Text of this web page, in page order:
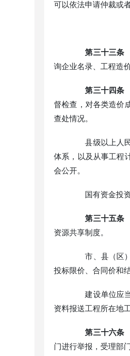
可以依法申请仲裁或
第三十三条
询企业名录、工程造
第三十四条
督检查，对各类造价
查处情况。
县级以上人民
体系，以及从事工程
会公开。
国有资金投资
第三十五条
资源共享制度。
市、县（区）
投标限价、合同价和
建设单位应当
资料报送工程所在地
第三十六条
门进行举报，受理部